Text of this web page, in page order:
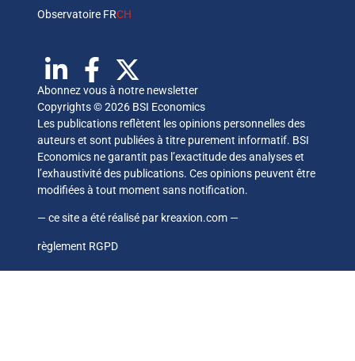
Observatoire FRCH
Abonnez vous à notre newsletter
Copyrights © 2026 BSI Economics
Les publications reflètent les opinions personnelles des
auteurs et sont publiées à titre purement informatif. BSI
Economics ne garantit pas l’exactitude des analyses et
l’exhaustivité des publications. Ces opinions peuvent être
modifiées à tout moment sans notification.
— ce site a été réalisé par kreaxion.com —
règlement RGPD